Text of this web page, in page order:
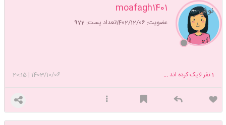
moafagh1401
عضویت: 1402/12/06 تعداد پست: 972
نوش
1403/10/06
|
20:15 1نفر لایک کرده اند ...